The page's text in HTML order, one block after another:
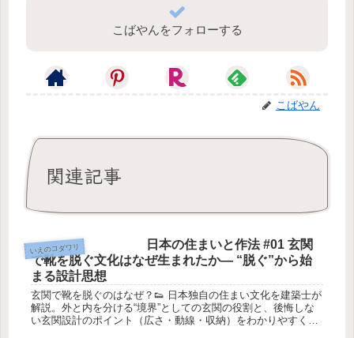
こばやんをフォローする
こばやん
関連記事
いえのコダワリ
日本の住まいと作法 #01 玄関
で靴を脱ぐ文化はなぜ生まれたか― “脱ぐ”から始
まる設計思想
玄関で靴を脱ぐのはなぜ？👟 日本独自の住まい文化を建築士が
解説。外と内を分ける“境界”としての玄関の役割と、後悔しな
い玄関設計のポイント（広さ・動線・収納）をわかりやすく紹